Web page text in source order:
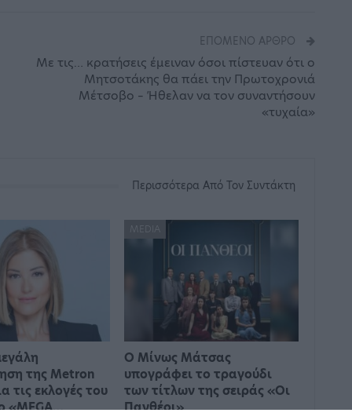
ΕΠΌΜΕΝΟ ΆΡΘΡΟ
Mε τις… κρατήσεις έμειναν όσοι πίστευαν ότι ο
Μητσοτάκης θα πάει την Πρωτοχρονιά
Μέτσοβο – Ήθελαν να τον συναντήσουν
«τυχαία»
Περισσότερα Από Τον Συντάκτη
της Metron
τις εκλογές του
«MEGA…
MEDIA
Ο Μίνως Μάτσας
υπογράφει το τραγούδι
των τίτλων της σειράς «Οι
Πανθέοι»